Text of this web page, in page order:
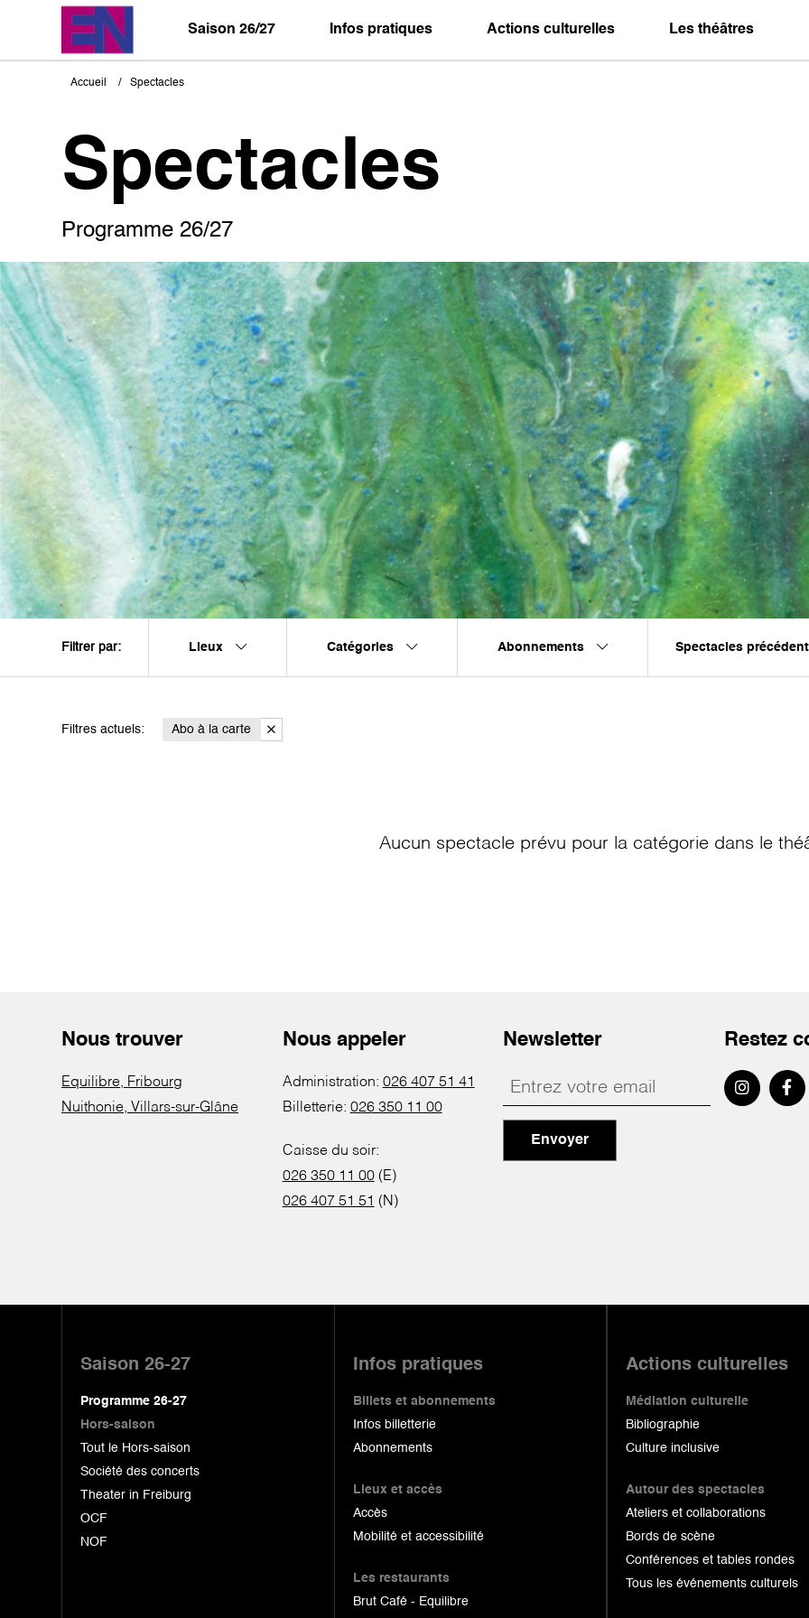
Saison 26/27 Infos pratiques Actions culturelles Les théâtres
Fil
Accueil Spectacles
Spectacles
Programme 26/27
Filtrer par: Lieux Catégories Abonnements Spectacles
Filtres actuels: Abo à la carte
Aucun spectacle prévu pour la catégorie dans le
Nous trouver
Equilibre, Fribourg
Nuithonie, Villars-sur-Glâne
Nous appeler
Administration: 026 407 51 41
Billetterie: 026 350 11 00
Caisse du soir:
026 350 11 00(E)
026 407 51 51 (N)
Newsletter
Envoyer
Restez
Saison 26-27
Programme 26-27
Hors-saison
Tout le Hors-saison
Société des concerts
Theater in Freiburg
OCF
NOF
Infos pratiques
Billets et abonnements
Infos billetterie
Abonnements
Lieux et accès
Accès
Mobilité et accessibilité
Les restaurants
Brut Café - Equilibre
Actions culturelles
Médiation culturelle
Bibliographie
Culture inclusive
Autour des spectacles
Ateliers et collaborations
Bords de scène
Conférences et tables rondes
Tous les événements culturels